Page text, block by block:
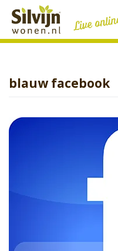
Skip
content
blauw facebook